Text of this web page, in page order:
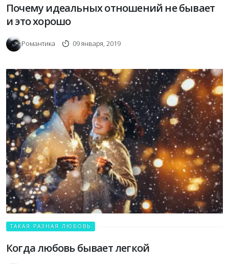
Почему идеальных отношений не бывает
и это хорошо
Романтика 09 января, 2019
ТАКАЯ РАЗНАЯ ЛЮБОВЬ
Когда любовь бывает легкой